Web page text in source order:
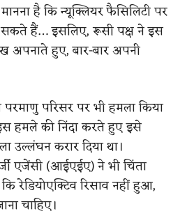
​​है कि न्यूक्लियर फैसिलिटी पर
हैं… इसलिए, रूसी पक्ष ने इस
अपनाते हुए, बार-बार अपनी
परिसर पर भी हमला किया
हमले की निंदा करते हुए इसे
उल्लंघन करार दिया था।
एजेंसी (आईएईए) ने भी चिंता
रेडियोएक्टिव रिसाव नहीं हुआ,
चाहिए।